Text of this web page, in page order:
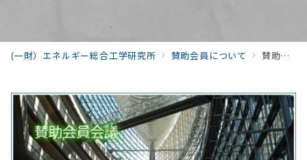
(一財）エネルギー総合工学研究所 賛助会員について 賛助会員会議